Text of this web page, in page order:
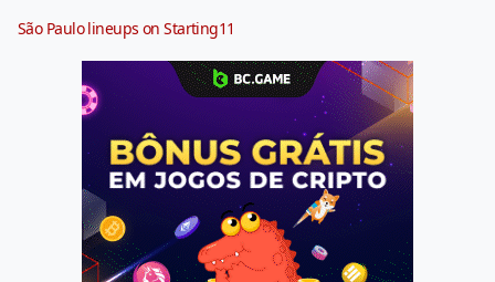
São Paulo lineups on Starting11